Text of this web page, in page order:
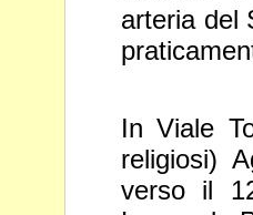
arteria del
In Viale
religiosi)
verso il